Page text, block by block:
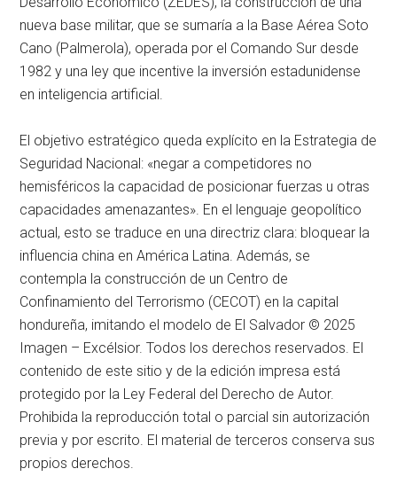
nueva base militar, que se sumaría a la Base Aérea Soto
Cano (Palmerola), operada por el Comando Sur desde
1982 y una ley que incentive la inversión estadunidense
en inteligencia artificial.
El objetivo estratégico queda explícito en la Estrategia de
Seguridad Nacional: «negar a competidores no
hemisféricos la capacidad de posicionar fuerzas u otras
capacidades amenazantes». En el lenguaje geopolítico
actual, esto se traduce en una directriz clara: bloquear la
influencia china en América Latina. Además, se
contempla la construcción de un Centro de
Confinamiento del Terrorismo (CECOT) en la capital
hondureña, imitando el modelo de El Salvador © 2025
Imagen – Excélsior. Todos los derechos reservados. El
contenido de este sitio y de la edición impresa está
protegido por la Ley Federal del Derecho de Autor.
Prohibida la reproducción total o parcial sin autorización
previa y por escrito. El material de terceros conserva sus
propios derechos.